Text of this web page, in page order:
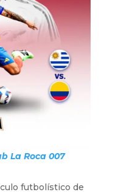
La Roca 007
futbolístico de